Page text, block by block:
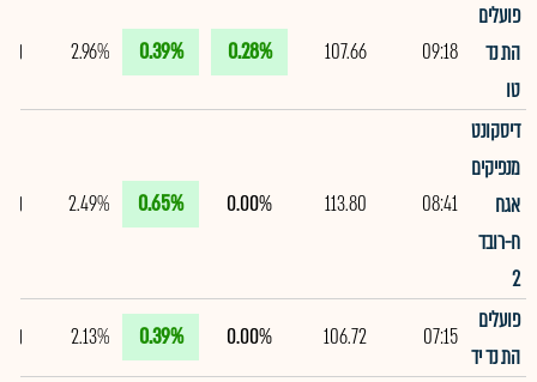
פועלים
הת נד
טו
09:18
107.66
0.28%
0.39%
2.96%
דיסקונט
מנפיקים
אגח
ח-רובד
2
08:41
113.80
0.00%
0.65%
2.49%
פועלים
הת נד יד
07:15
106.72
0.00%
0.39%
2.13%